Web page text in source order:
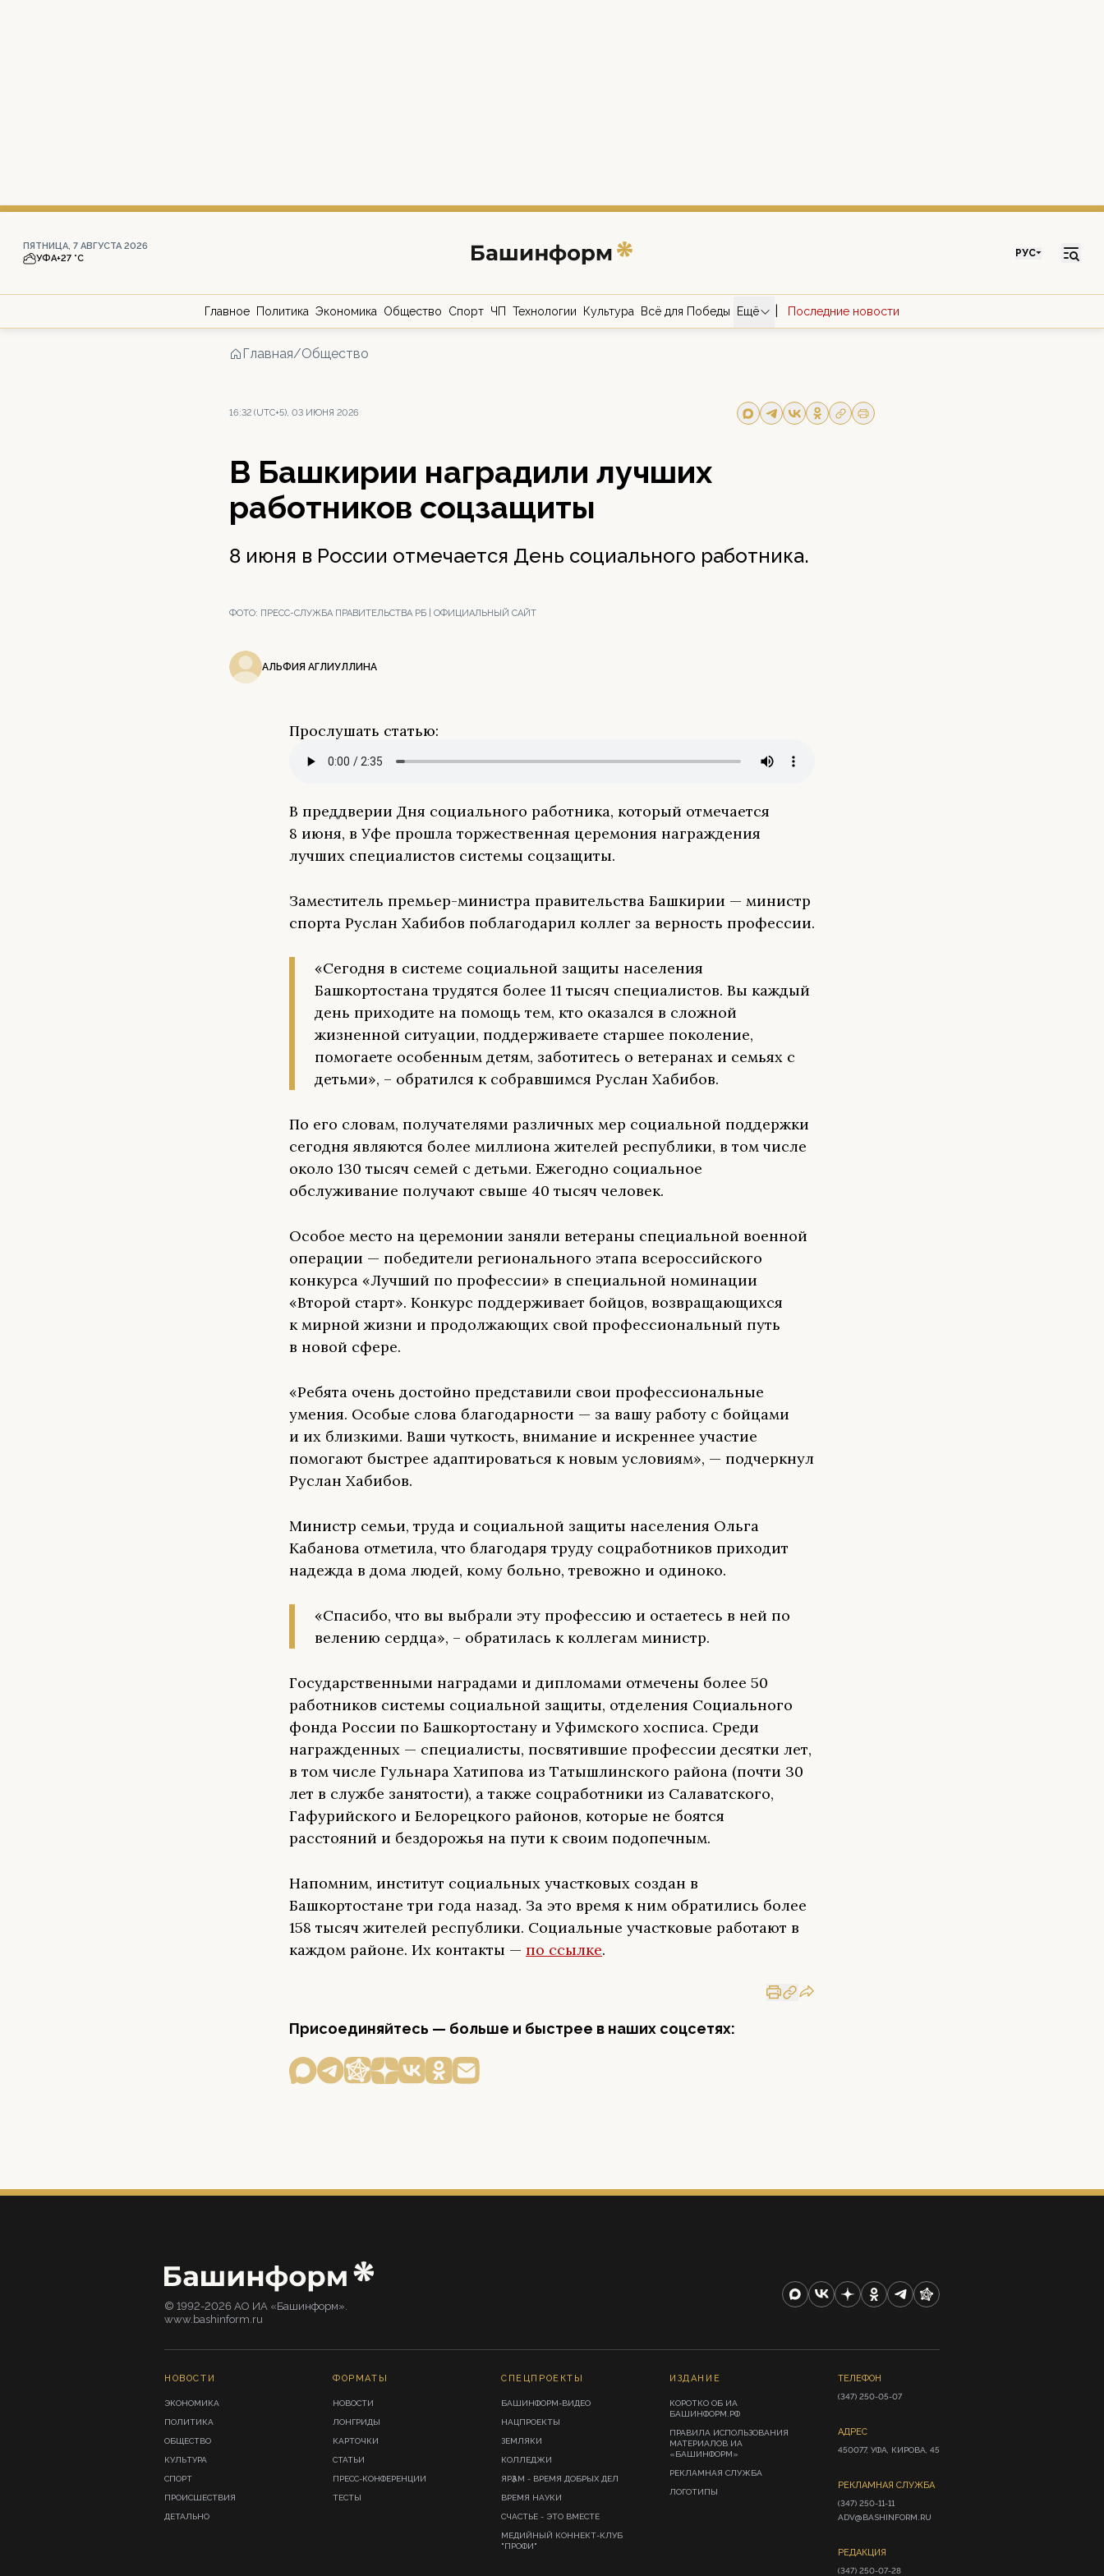
ПЯТНИЦА, 7 АВГУСТА 2026
УФА+27 °С РУС
Главное Политика Экономика Общество Спорт ЧП Технологии Культура Всё для Победы Ещё Последние новости
Главная/Общество
16:32 (UTC+5), 03 ИЮНЯ 2026
В Башкирии наградили лучших
работников соцзащиты
8 июня в России отмечается День социального работника.
ФОТО: ПРЕСС-СЛУЖБА ПРАВИТЕЛЬСТВА РБ | ОФИЦИАЛЬНЫЙ САЙТ
АЛЬФИЯ АГЛИУЛЛИНА
Прослушать статью:
В преддверии Дня социального работника, который отмечается
8 июня, в Уфе прошла торжественная церемония награждения
лучших специалистов системы соцзащиты.
Заместитель премьер-министра правительства Башкирии — министр
спорта Руслан Хабибов поблагодарил коллег за верность профессии.
«Сегодня в системе социальной защиты населения
Башкортостана трудятся более 11 тысяч специалистов. Вы каждый
день приходите на помощь тем, кто оказался в сложной
жизненной ситуации, поддерживаете старшее поколение,
помогаете особенным детям, заботитесь о ветеранах и семьях с
детьми», – обратился к собравшимся Руслан Хабибов.
По его словам, получателями различных мер социальной поддержки
сегодня являются более миллиона жителей республики, в том числе
около 130 тысяч семей с детьми. Ежегодно социальное
обслуживание получают свыше 40 тысяч человек.
Особое место на церемонии заняли ветераны специальной военной
операции — победители регионального этапа всероссийского
конкурса «Лучший по профессии» в специальной номинации
«Второй старт». Конкурс поддерживает бойцов, возвращающихся
к мирной жизни и продолжающих свой профессиональный путь
в новой сфере.
«Ребята очень достойно представили свои профессиональные
умения. Особые слова благодарности — за вашу работу с бойцами
и их близкими. Ваши чуткость, внимание и искреннее участие
помогают быстрее адаптироваться к новым условиям», — подчеркнул
Руслан Хабибов.
Министр семьи, труда и социальной защиты населения Ольга
Кабанова отметила, что благодаря труду соцработников приходит
надежда в дома людей, кому больно, тревожно и одиноко.
«Спасибо, что вы выбрали эту профессию и остаетесь в ней по
велению сердца», – обратилась к коллегам министр.
Государственными наградами и дипломами отмечены более 50
работников системы социальной защиты, отделения Социального
фонда России по Башкортостану и Уфимского хосписа. Среди
награжденных — специалисты, посвятившие профессии десятки лет,
в том числе Гульнара Хатипова из Татышлинского района (почти 30
лет в службе занятости), а также соцработники из Салаватского,
Гафурийского и Белорецкого районов, которые не боятся
расстояний и бездорожья на пути к своим подопечным.
Напомним, институт социальных участковых создан в
Башкортостане три года назад. За это время к ним обратились более
158 тысяч жителей республики. Социальные участковые работают в
каждом районе. Их контакты — по ссылке.
Присоединяйтесь — больше и быстрее в наших соцсетях:
© 1992-2026 АО ИА «Башинформ».
www.bashinform.ru
НОВОСТИ
ЭКОНОМИКА
ПОЛИТИКА
ОБЩЕСТВО
КУЛЬТУРА
СПОРТ
ПРОИСШЕСТВИЯ
ДЕТАЛЬНО
ФОРМАТЫ
НОВОСТИ
ЛОНГРИДЫ
КАРТОЧКИ
СТАТЬИ
ПРЕСС-КОНФЕРЕНЦИИ
ТЕСТЫ
СПЕЦПРОЕКТЫ
БАШИНФОРМ-ВИДЕО
НАЦПРОЕКТЫ
ЗЕМЛЯКИ
КОЛЛЕДЖИ
ЯРҘАМ - ВРЕМЯ ДОБРЫХ ДЕЛ
ВРЕМЯ НАУКИ
СЧАСТЬЕ - ЭТО ВМЕСТЕ
МЕДИЙНЫЙ КОННЕКТ-КЛУБ
"ПРОФИ"
ИЗДАНИЕ
КОРОТКО ОБ ИА
БАШИНФОРМ.РФ
ПРАВИЛА ИСПОЛЬЗОВАНИЯ
МАТЕРИАЛОВ ИА
«БАШИНФОРМ»
РЕКЛАМНАЯ СЛУЖБА
ЛОГОТИПЫ
ТЕЛЕФОН
(347) 250-05-07
АДРЕС
450077, УФА, КИРОВА, 45
РЕКЛАМНАЯ СЛУЖБА
(347) 250-11-11
ADV@BASHINFORM.RU
РЕДАКЦИЯ
(347) 250-07-28